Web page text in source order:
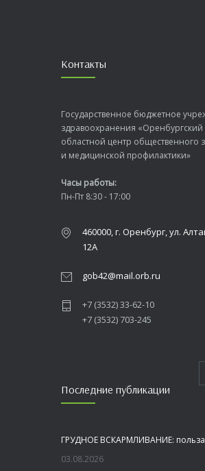
Контакты
Государственное бюджетное
здравоохранения «Оренбургский
областной центр общественного
и медицинской профилактики»
Часы работы:
Пн-Пт 8:30 - 17:00
460000, г. Оренбург, ул.
12А
gob42@mail.orb.ru
+7 (3532) 33-62-10
+7 (3532) 703-245
Последние публикации
03.08.2026